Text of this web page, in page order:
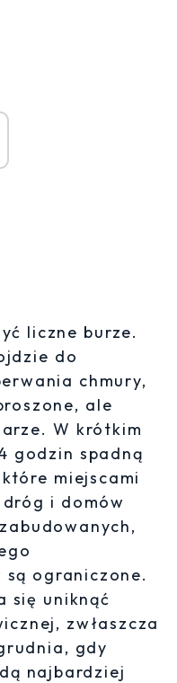
liczne burze.
do
chmury,
ale
W krótkim
godzin spadną
miejscami
i domów
ograniczone.
się uniknąć
zwłaszcza
gdy
najbardziej